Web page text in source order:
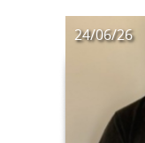
24/06/26